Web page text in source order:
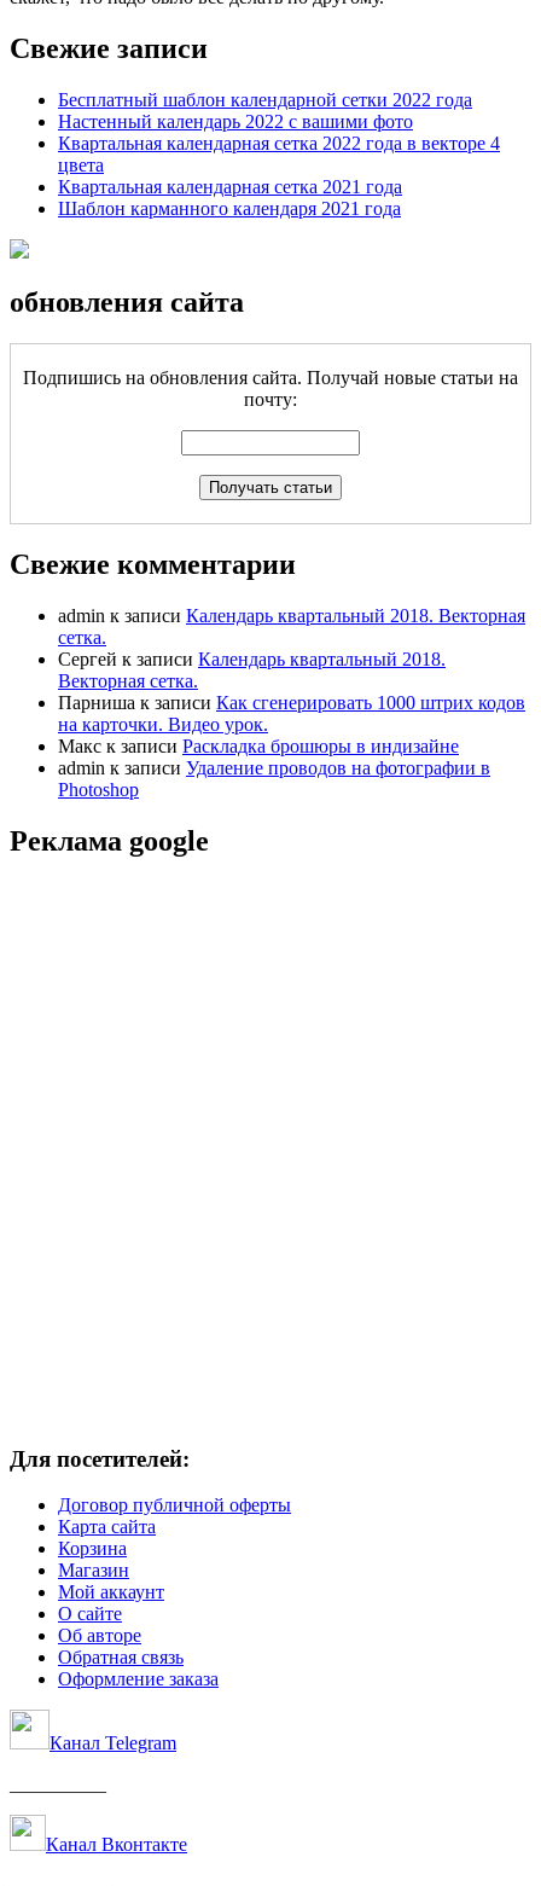
Свежие записи
Бесплатный шаблон календарной сетки 2022 года
Настенный календарь 2022 с вашими фото
Квартальная календарная сетка 2022 года в векторе 4
цвета
Квартальная календарная сетка 2021 года
Шаблон карманного календаря 2021 года
обновления сайта
Подпишись на обновления сайта. Получай новые статьи на
почту:
Свежие комментарии
admin к записи Календарь квартальный 2018. Векторная
сетка.
Сергей к записи Календарь квартальный 2018.
Векторная сетка.
Парниша к записи Как сгенерировать 1000 штрих кодов
на карточки. Видео урок.
Макс к записи Раскладка брошюры в индизайне
admin к записи Удаление проводов на фотографии в
Photoshop
Реклама google
Для посетителей:
Договор публичной оферты
Карта сайта
Корзина
Магазин
Мой аккаунт
О сайте
Об авторе
Обратная связь
Оформление заказа
Канал Telegram
Канал Вконтакте